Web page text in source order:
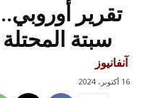
سبتة
آنفانيوز
16 أكتوبر، 2024